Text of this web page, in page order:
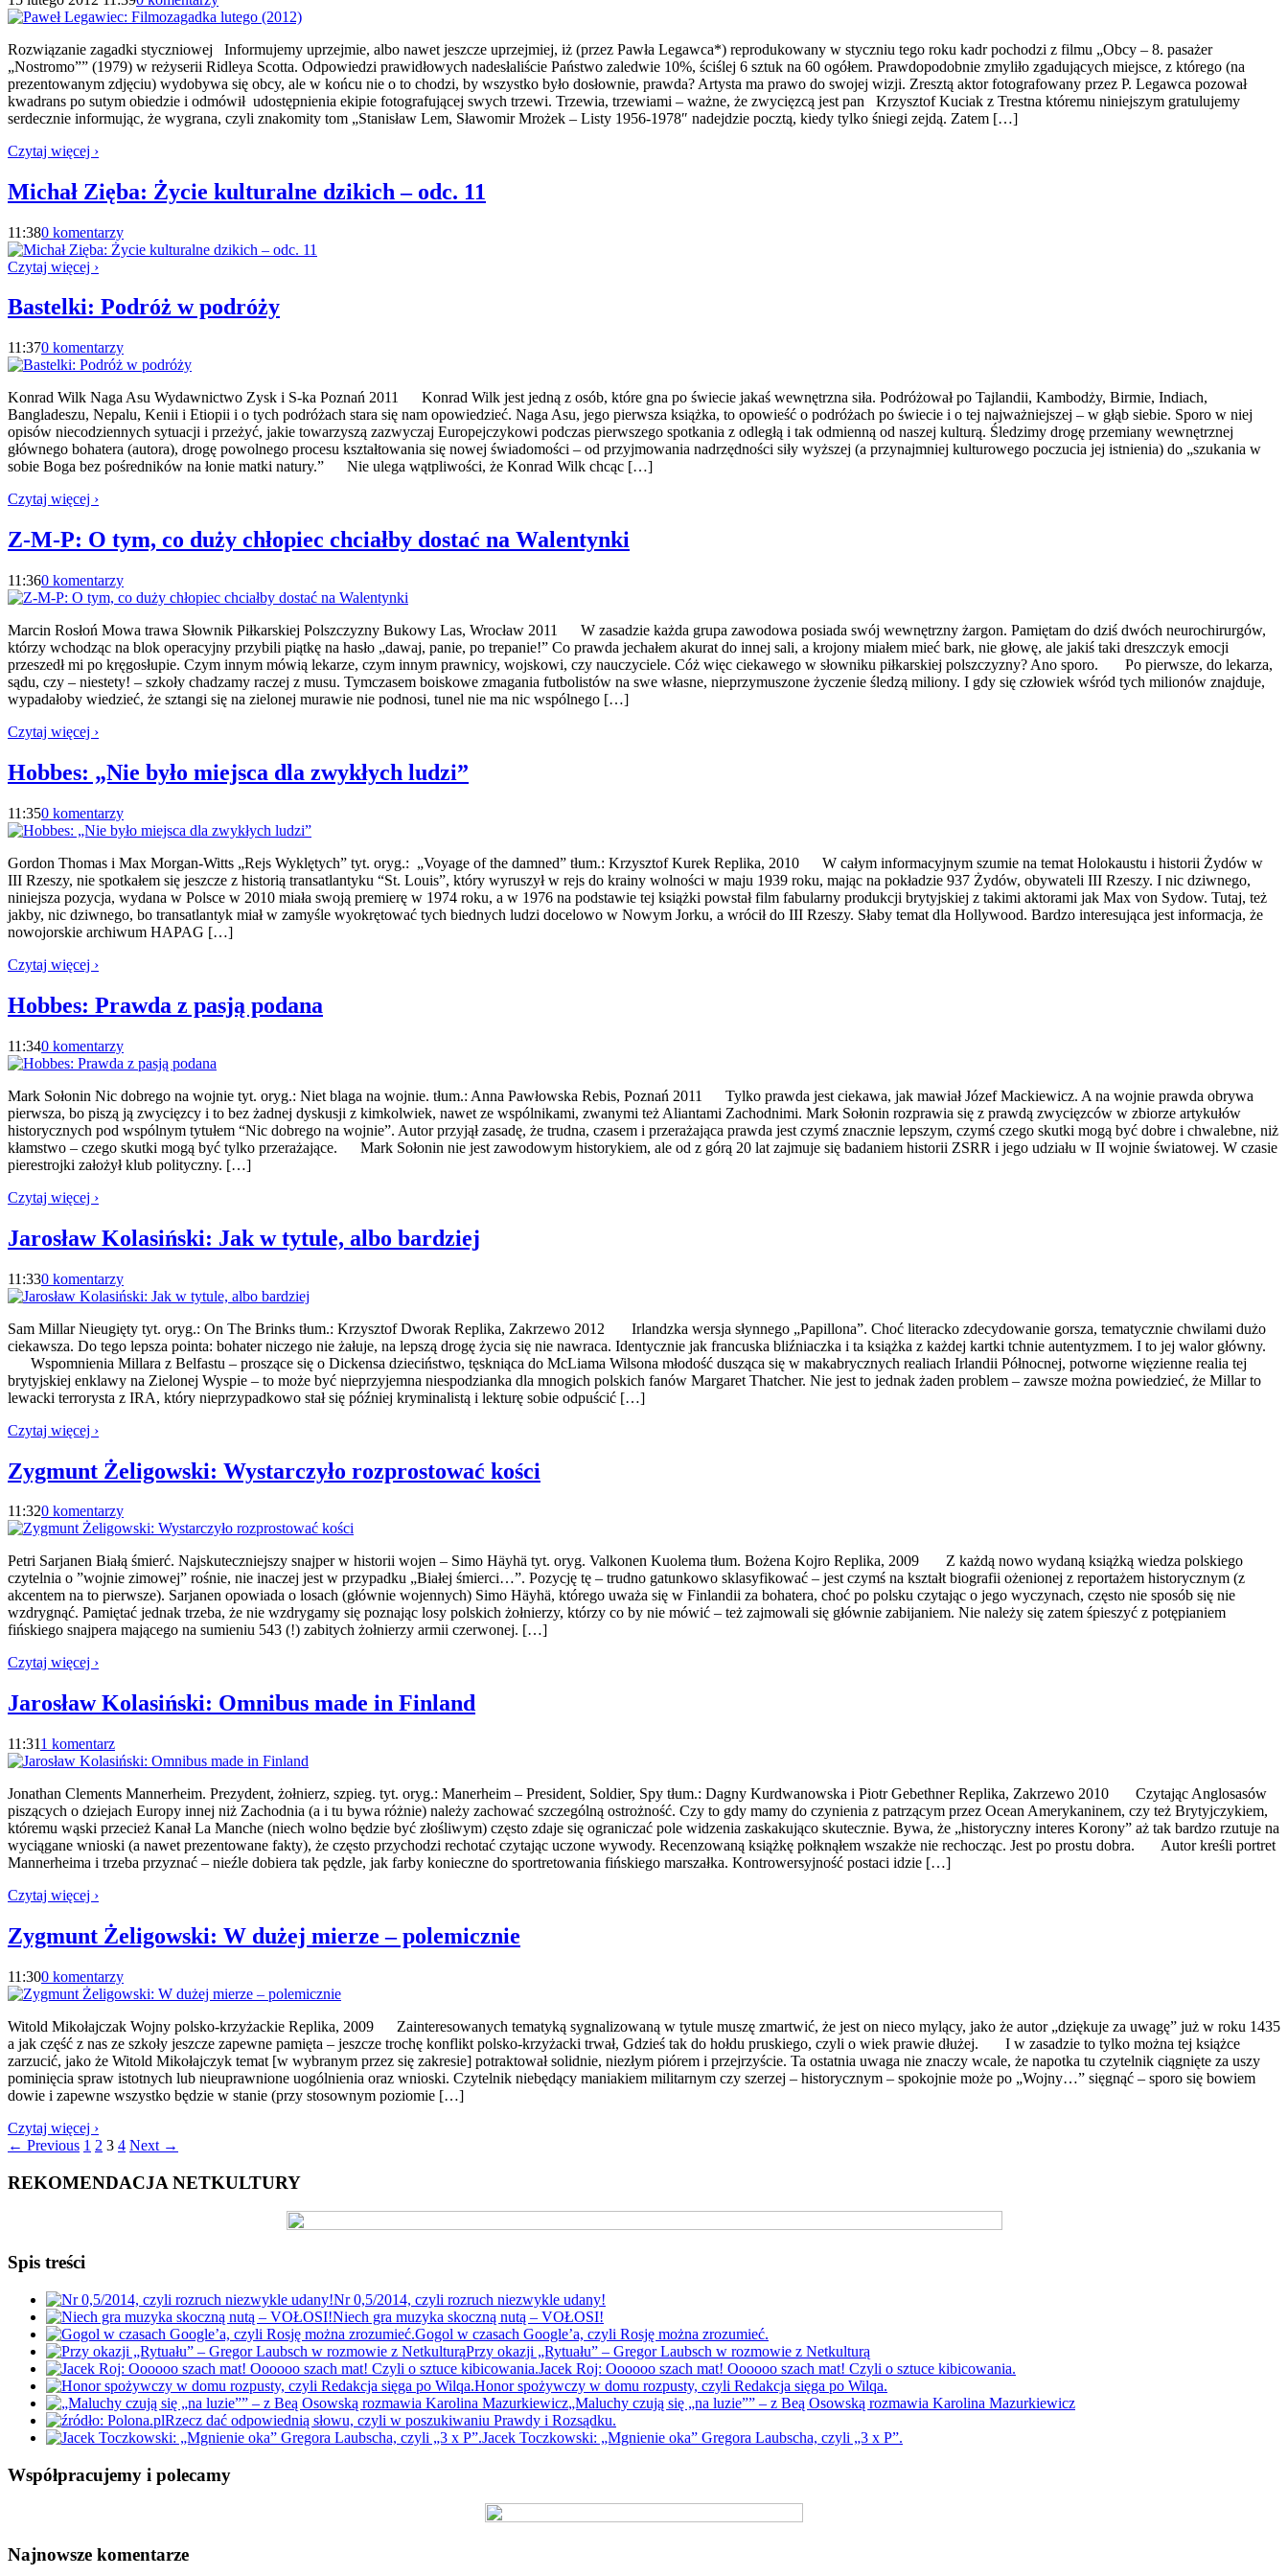
Rozwiązanie zagadki styczniowej Informujemy uprzejmie, albo nawet jeszcze uprzejmiej, iż (przez Pawła Legawca*) reprodukowany w styczniu tego roku kadr pochodzi z filmu „Obcy – 8. pasażer
„Nostromo”” (1979) w reżyserii Ridleya Scotta. Odpowiedzi prawidłowych nadesłaliście Państwo zaledwie 10%, ściślej 6 sztuk na 60 ogółem. Prawdopodobnie zmyliło zgadujących miejsce, z którego (na
prezentowanym zdjęciu) wydobywa się obcy, ale w końcu nie o to chodzi, by wszystko było dosłownie, prawda? Artysta ma prawo do swojej wizji. Zresztą aktor fotografowany przez P. Legawca pozował
kwadrans po sutym obiedzie i odmówił udostępnienia ekipie fotografującej swych trzewi. Trzewia, trzewiami – ważne, że zwycięzcą jest pan Krzysztof Kuciak z Trestna któremu niniejszym gratulujemy
serdecznie informując, że wygrana, czyli znakomity tom „Stanisław Lem, Sławomir Mrożek – Listy 1956-1978″ nadejdzie pocztą, kiedy tylko śniegi zejdą. Zatem […]
Czytaj więcej ›
Michał Zięba: Życie kulturalne dzikich – odc. 11
11:380 komentarzy
Czytaj więcej ›
Bastelki: Podróż w podróży
11:370 komentarzy
Konrad Wilk Naga Asu Wydawnictwo Zysk i S-ka Poznań 2011 Konrad Wilk jest jedną z osób, które gna po świecie jakaś wewnętrzna siła. Podróżował po Tajlandii, Kambodży, Birmie, Indiach,
Bangladeszu, Nepalu, Kenii i Etiopii i o tych podróżach stara się nam opowiedzieć. Naga Asu, jego pierwsza książka, to opowieść o podróżach po świecie i o tej najważniejszej – w głąb siebie. Sporo w niej
opisów niecodziennych sytuacji i przeżyć, jakie towarzyszą zazwyczaj Europejczykowi podczas pierwszego spotkania z odległą i tak odmienną od naszej kulturą. Śledzimy drogę przemiany wewnętrznej
głównego bohatera (autora), drogę powolnego procesu kształtowania się nowej świadomości – od przyjmowania nadrzędności siły wyższej (a przynajmniej kulturowego poczucia jej istnienia) do „szukania w
sobie Boga bez pośredników na łonie matki natury.” Nie ulega wątpliwości, że Konrad Wilk chcąc […]
Czytaj więcej ›
Z-M-P: O tym, co duży chłopiec chciałby dostać na Walentynki
11:360 komentarzy
Marcin Rosłoń Mowa trawa Słownik Piłkarskiej Polszczyzny Bukowy Las, Wrocław 2011 W zasadzie każda grupa zawodowa posiada swój wewnętrzny żargon. Pamiętam do dziś dwóch neurochirurgów,
którzy wchodząc na blok operacyjny przybili piątkę na hasło „dawaj, panie, po trepanie!” Co prawda jechałem akurat do innej sali, a krojony miałem mieć bark, nie głowę, ale jakiś taki dreszczyk emocji
przeszedł mi po kręgosłupie. Czym innym mówią lekarze, czym innym prawnicy, wojskowi, czy nauczyciele. Cóż więc ciekawego w słowniku piłkarskiej polszczyzny? Ano sporo. Po pierwsze, do lekarza,
sądu, czy – niestety! – szkoły chadzamy raczej z musu. Tymczasem boiskowe zmagania futbolistów na swe własne, nieprzymuszone życzenie śledzą miliony. I gdy się człowiek wśród tych milionów znajduje,
wypadałoby wiedzieć, że sztangi się na zielonej murawie nie podnosi, tunel nie ma nic wspólnego […]
Czytaj więcej ›
Hobbes: „Nie było miejsca dla zwykłych ludzi”
11:350 komentarzy
Gordon Thomas i Max Morgan-Witts „Rejs Wyklętych” tyt. oryg.: „Voyage of the damned” tłum.: Krzysztof Kurek Replika, 2010 W całym informacyjnym szumie na temat Holokaustu i historii Żydów w
III Rzeszy, nie spotkałem się jeszcze z historią transatlantyku “St. Louis”, który wyruszył w rejs do krainy wolności w maju 1939 roku, mając na pokładzie 937 Żydów, obywateli III Rzeszy. I nic dziwnego,
niniejsza pozycja, wydana w Polsce w 2010 miała swoją premierę w 1974 roku, a w 1976 na podstawie tej książki powstał film fabularny produkcji brytyjskiej z takimi aktorami jak Max von Sydow. Tutaj, też
jakby, nic dziwnego, bo transatlantyk miał w zamyśle wyokrętować tych biednych ludzi docelowo w Nowym Jorku, a wrócił do III Rzeszy. Słaby temat dla Hollywood. Bardzo interesująca jest informacja, że
nowojorskie archiwum HAPAG […]
Czytaj więcej ›
Hobbes: Prawda z pasją podana
11:340 komentarzy
Mark Sołonin Nic dobrego na wojnie tyt. oryg.: Niet blaga na wojnie. tłum.: Anna Pawłowska Rebis, Poznań 2011 Tylko prawda jest ciekawa, jak mawiał Józef Mackiewicz. A na wojnie prawda obrywa
pierwsza, bo piszą ją zwycięzcy i to bez żadnej dyskusji z kimkolwiek, nawet ze wspólnikami, zwanymi też Aliantami Zachodnimi. Mark Sołonin rozprawia się z prawdą zwycięzców w zbiorze artykułów
historycznych pod wspólnym tytułem “Nic dobrego na wojnie”. Autor przyjął zasadę, że trudna, czasem i przerażająca prawda jest czymś znacznie lepszym, czymś czego skutki mogą być dobre i chwalebne, niż
kłamstwo – czego skutki mogą być tylko przerażające. Mark Sołonin nie jest zawodowym historykiem, ale od z górą 20 lat zajmuje się badaniem historii ZSRR i jego udziału w II wojnie światowej. W czasie
pierestrojki założył klub polityczny. […]
Czytaj więcej ›
Jarosław Kolasiński: Jak w tytule, albo bardziej
11:330 komentarzy
Sam Millar Nieugięty tyt. oryg.: On The Brinks tłum.: Krzysztof Dworak Replika, Zakrzewo 2012 Irlandzka wersja słynnego „Papillona”. Choć literacko zdecydowanie gorsza, tematycznie chwilami dużo
ciekawsza. Do tego lepsza pointa: bohater niczego nie żałuje, na lepszą drogę życia się nie nawraca. Identycznie jak francuska bliźniaczka i ta książka z każdej kartki tchnie autentyzmem. I to jej walor główny.
Wspomnienia Millara z Belfastu – proszące się o Dickensa dzieciństwo, tęskniąca do McLiama Wilsona młodość dusząca się w makabrycznych realiach Irlandii Północnej, potworne więzienne realia tej
brytyjskiej enklawy na Zielonej Wyspie – to może być nieprzyjemna niespodzianka dla mnogich polskich fanów Margaret Thatcher. Nie jest to jednak żaden problem – zawsze można powiedzieć, że Millar to
lewacki terrorysta z IRA, który nieprzypadkowo stał się później kryminalistą i lekturę sobie odpuścić […]
Czytaj więcej ›
Zygmunt Żeligowski: Wystarczyło rozprostować kości
11:320 komentarzy
Petri Sarjanen Białą śmierć. Najskuteczniejszy snajper w historii wojen – Simo Häyhä tyt. oryg. Valkonen Kuolema tłum. Bożena Kojro Replika, 2009 Z każdą nowo wydaną książką wiedza polskiego
czytelnia o ”wojnie zimowej” rośnie, nie inaczej jest w przypadku „Białej śmierci…”. Pozycję tę – trudno gatunkowo sklasyfikować – jest czymś na kształt biografii ożenionej z reportażem historycznym (z
akcentem na to pierwsze). Sarjanen opowiada o losach (głównie wojennych) Simo Häyhä, którego uważa się w Finlandii za bohatera, choć po polsku czytając o jego wyczynach, często nie sposób się nie
wzdrygnąć. Pamiętać jednak trzeba, że nie wzdrygamy się poznając losy polskich żołnierzy, którzy co by nie mówić – też zajmowali się głównie zabijaniem. Nie należy się zatem śpieszyć z potępianiem
fińskiego snajpera mającego na sumieniu 543 (!) zabitych żołnierzy armii czerwonej. […]
Czytaj więcej ›
Jarosław Kolasiński: Omnibus made in Finland
11:311 komentarz
Jonathan Clements Mannerheim. Prezydent, żołnierz, szpieg. tyt. oryg.: Manerheim – President, Soldier, Spy tłum.: Dagny Kurdwanowska i Piotr Gebethner Replika, Zakrzewo 2010 Czytając Anglosasów
piszących o dziejach Europy innej niż Zachodnia (a i tu bywa różnie) należy zachować szczególną ostrożność. Czy to gdy mamy do czynienia z patrzącym przez Ocean Amerykaninem, czy też Brytyjczykiem,
któremu wąski przecież Kanał La Manche (niech wolno będzie być złośliwym) często zdaje się ograniczać pole widzenia zaskakująco skutecznie. Bywa, że „historyczny interes Korony” aż tak bardzo rzutuje na
wyciągane wnioski (a nawet prezentowane fakty), że często przychodzi rechotać czytając uczone wywody. Recenzowaną książkę połknąłem wszakże nie rechocząc. Jest po prostu dobra. Autor kreśli portret
Mannerheima i trzeba przyznać – nieźle dobiera tak pędzle, jak farby konieczne do sportretowania fińskiego marszałka. Kontrowersyjność postaci idzie […]
Czytaj więcej ›
Zygmunt Żeligowski: W dużej mierze – polemicznie
11:300 komentarzy
Witold Mikołajczak Wojny polsko-krzyżackie Replika, 2009 Zainteresowanych tematyką sygnalizowaną w tytule muszę zmartwić, że jest on nieco mylący, jako że autor „dziękuje za uwagę” już w roku 1435
a jak część z nas ze szkoły jeszcze zapewne pamięta – jeszcze trochę konflikt polsko-krzyżacki trwał, Gdzieś tak do hołdu pruskiego, czyli o wiek prawie dłużej. I w zasadzie to tylko można tej książce
zarzucić, jako że Witold Mikołajczyk temat [w wybranym przez się zakresie] potraktował solidnie, niezłym piórem i przejrzyście. Ta ostatnia uwaga nie znaczy wcale, że napotka tu czytelnik ciągnięte za uszy
pominięcia spraw istotnych lub nieuprawnione uogólnienia oraz wnioski. Czytelnik niebędący maniakiem militarnym czy szerzej – historycznym – spokojnie może po „Wojny…” sięgnąć – sporo się bowiem
dowie i zapewne wszystko będzie w stanie (przy stosownym poziomie […]
Czytaj więcej ›
← Previous 1 2 3 4 Next →
REKOMENDACJA NETKULTURY
Spis treści
Nr 0,5/2014, czyli rozruch niezwykle udany!
Niech gra muzyka skoczną nutą – VOŁOSI!
Gogol w czasach Google’a, czyli Rosję można zrozumieć.
Przy okazji „Rytuału” – Gregor Laubsch w rozmowie z Netkulturą
Jacek Roj: Oooooo szach mat! Oooooo szach mat! Czyli o sztuce kibicowania.
Honor spożywczy w domu rozpusty, czyli Redakcja sięga po Wilqa.
„Maluchy czują się „na luzie”” – z Beą Osowską rozmawia Karolina Mazurkiewicz
Rzecz dać odpowiednią słowu, czyli w poszukiwaniu Prawdy i Rozsądku.
Jacek Toczkowski: „Mgnienie oka” Gregora Laubscha, czyli „3 x P”.
Współpracujemy i polecamy
Najnowsze komentarze